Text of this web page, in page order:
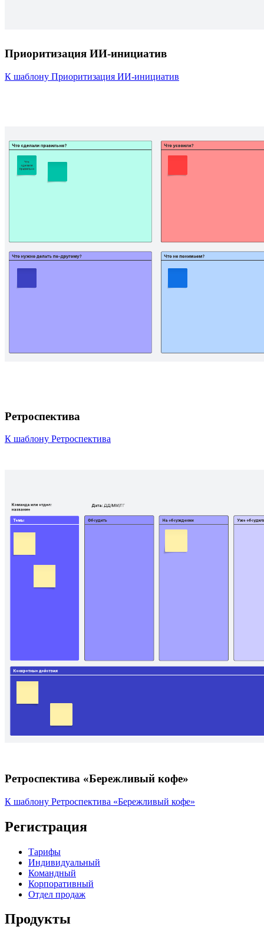
Приоритизация ИИ-инициатив
К шаблону Приоритизация ИИ-инициатив
Ретроспектива
К шаблону Ретроспектива
Ретроспектива «Бережливый кофе»
К шаблону Ретроспектива «Бережливый кофе»
Регистрация
Тарифы
Индивидуальный
Командный
Корпоративный
Отдел продаж
Продукты